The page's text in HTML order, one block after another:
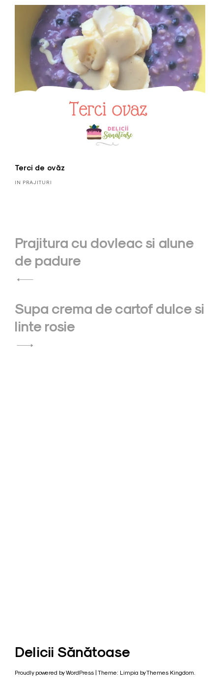
Terci de ovăz
IN PRAJITURI
Post
navigation
Prajitura cu dovleac si alune
de padure
Supa crema de cartof dulce si
linte rosie
Delicii Sănătoase
Proudly powered by WordPress | Theme: Limpia byThemes Kingdom.